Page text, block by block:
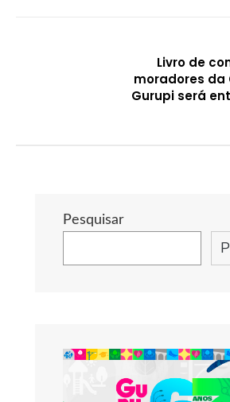
Livro de
moradores da
Gurupi será
Pesquisar